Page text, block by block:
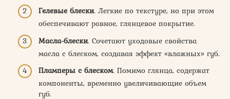
Гелевые блески. Легкие по текстуре, но при этом
обеспечивают ровное, глянцевое покрытие.
Масла-блески. Сочетают уходовые свойства
масла с блеском, создавая эффект «влажных» губ.
Пламперы с блеском. Помимо глянца, содержат
компоненты, временно увеличивающие объем
губ.